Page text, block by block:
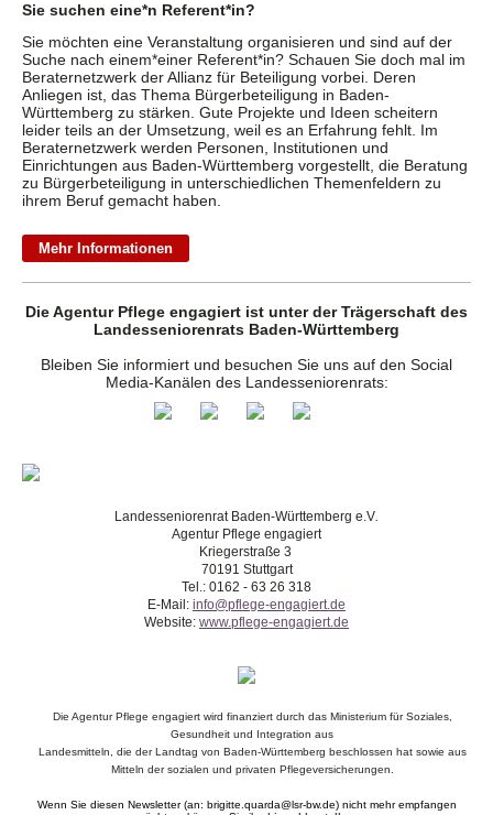
Sie suchen eine*n Referent*in?
Sie möchten eine Veranstaltung organisieren und sind auf der
Suche nach einem*einer Referent*in? Schauen Sie doch mal im
Beraternetzwerk der Allianz für Beteiligung vorbei. Deren
Anliegen ist, das Thema Bürgerbeteiligung in Baden-
Württemberg zu stärken. Gute Projekte und Ideen scheitern
leider teils an der Umsetzung, weil es an Erfahrung fehlt. Im
Beraternetzwerk werden Personen, Institutionen und
Einrichtungen aus Baden-Württemberg vorgestellt, die Beratung
zu Bürgerbeteiligung in unterschiedlichen Themenfeldern zu
ihrem Beruf gemacht haben.
Mehr Informationen
Die Agentur Pflege engagiert ist unter der Trägerschaft des
Landesseniorenrats Baden-Württemberg
Bleiben Sie informiert und besuchen Sie uns auf den Social
Media-Kanälen des Landesseniorenrats:
Landesseniorenrat Baden-Württemberg e.V.
Agentur Pflege engagiert
Kriegerstraße 3
70191 Stuttgart
Tel.: 0162 - 63 26 318
E-Mail: info@pflege-engagiert.de
Website: www.pflege-engagiert.de
Die Agentur Pflege engagiert wird finanziert durch das Ministerium für Soziales,
Gesundheit und Integration aus
Landesmitteln, die der Landtag von Baden-Württemberg beschlossen hat sowie aus
Mitteln der sozialen und privaten Pflegeversicherungen.
Wenn Sie diesen Newsletter (an: brigitte.quarda@lsr-bw.de) nicht mehr empfangen